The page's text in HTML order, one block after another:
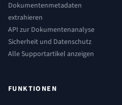
Dokumentenmetadaten
extrahieren
API zur Dokumentenanalyse
Sicherheit und Datenschutz
Alle Supportartikel anzeigen
FUNKTIONEN